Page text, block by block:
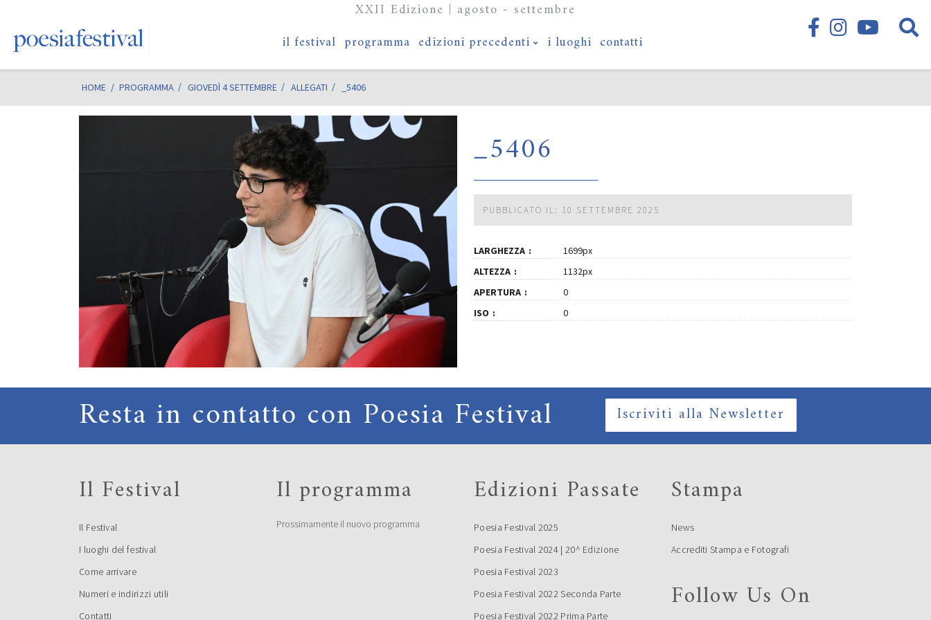
XXII Edizione | agosto - settembre
il festival programma edizioni precedenti i luoghi contatti
HOME / PROGRAMMA GIOVEDÌ 4 SETTEMBRE ALLEGATI _5406
_5406
PUBBLICATO IL: 10 SETTEMBRE 2025
LARGHEZZA
1699px
ALTEZZA
1132px
APERTURA
0
ISO
0
Resta in contatto con Poesia Festival Iscriviti alla Newsletter
Il Festival
Il Festival
I luoghi del festival
Come arrivare
Numeri e indirizzi utili
Contatti
Il programma
Prossimamente il nuovo programma
Edizioni Passate
Poesia Festival 2025
Poesia Festival 2024 | 20^ Edizione
Poesia Festival 2023
Poesia Festival 2022 Seconda Parte
Poesia Festival 2022 Prima Parte
Stampa
News
Accrediti Stampa e Fotografi
Follow Us On